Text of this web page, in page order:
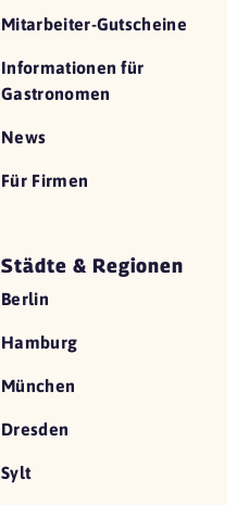
Mitarbeiter-Gutscheine
Informationen für
Gastronomen
News
Für Firmen
Städte & Regionen
Berlin
Hamburg
München
Dresden
Sylt